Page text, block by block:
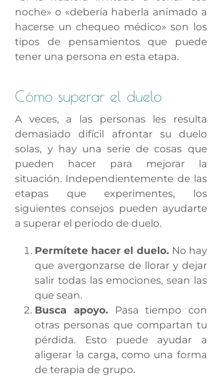
noche» o «debería haberla animado a
hacerse un chequeo médico» son los
tipos de pensamientos que puede
tener una persona en esta etapa.
Cómo superar el duelo
A veces, a las personas les resulta
demasiado difícil afrontar su duelo
solas, y hay una serie de cosas que
pueden hacer para mejorar la
situación. Independientemente de las
etapas que experimentes, los
siguientes consejos pueden ayudarte
a superar el periodo de duelo.
Permítete hacer el duelo. No hay
que avergonzarse de llorar y dejar
salir todas las emociones, sean las
que sean.
Busca apoyo.Pasa tiempo con
otras personas que compartan tu
pérdida. Esto puede ayudar a
aligerar la carga, como una forma
de terapia de grupo.